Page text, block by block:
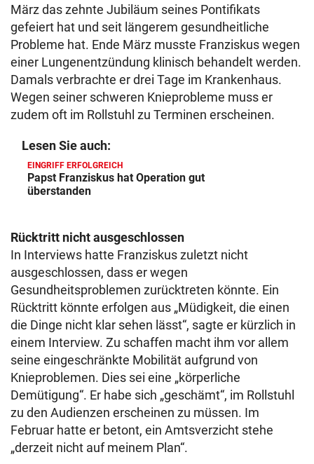
März das zehnte Jubiläum seines Pontifikats
gefeiert hat und seit längerem gesundheitliche
Probleme hat. Ende März musste Franziskus wegen
einer Lungenentzündung klinisch behandelt werden.
Damals verbrachte er drei Tage im Krankenhaus.
Wegen seiner schweren Knieprobleme muss er
zudem oft im Rollstuhl zu Terminen erscheinen.
Lesen Sie auch:
EINGRIFF ERFOLGREICH
Papst Franziskus hat Operation gut
überstanden
Rücktritt nicht ausgeschlossen
In Interviews hatte Franziskus zuletzt nicht
ausgeschlossen, dass er wegen
Gesundheitsproblemen zurücktreten könnte. Ein
Rücktritt könnte erfolgen aus „Müdigkeit, die einen
die Dinge nicht klar sehen lässt“, sagte er kürzlich in
einem Interview. Zu schaffen macht ihm vor allem
seine eingeschränkte Mobilität aufgrund von
Knieproblemen. Dies sei eine „körperliche
Demütigung“. Er habe sich „geschämt“, im Rollstuhl
zu den Audienzen erscheinen zu müssen. Im
Februar hatte er betont, ein Amtsverzicht stehe
„derzeit nicht auf meinem Plan“.